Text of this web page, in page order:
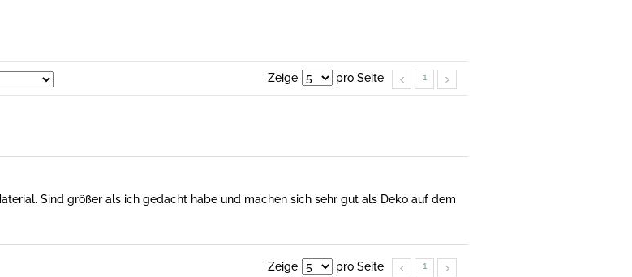
Zeige pro Seite 1
Sind größer als ich gedacht habe und machen sich sehr gut als Deko auf dem
Zeige pro Seite 1